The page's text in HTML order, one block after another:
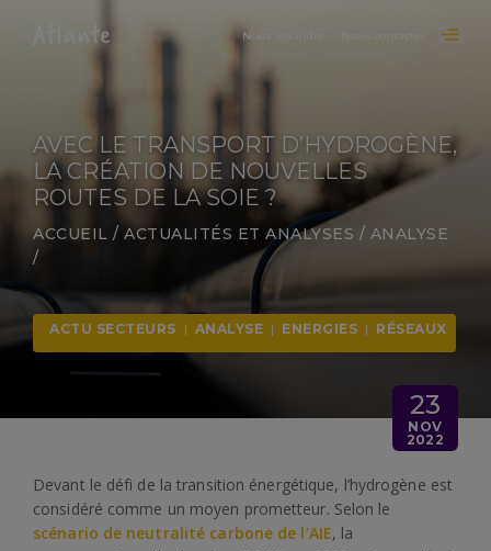
Nous rejoindre
AVEC LE TRANSPORT D’HYDROGÈNE,
LA CRÉATION DE NOUVELLES
ROUTES DE LA SOIE ?
ACCUEIL / ACTUALITÉS ET ANALYSES / ANALYSE
/
ACTU SECTEURS | ANALYSE | ENERGIES | RÉSEAUX
23
NOV
2022
Devant le défi de la transition énergétique, l’hydrogène est
considéré comme un moyen prometteur. Selon le
scénario de neutralité carbone de l’AIE, la